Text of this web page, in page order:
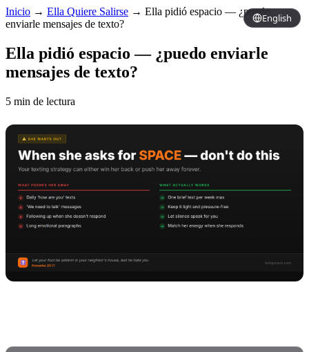
English
Inicio → Ella Quiere Salirse → Ella pidió espacio — ¿puedo
enviarle mensajes de texto?
Ella pidió espacio — ¿puedo enviarle
mensajes de texto?
5 min de lectura